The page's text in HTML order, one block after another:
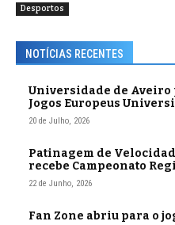
Desportos
NOTÍCIAS RECENTES
Universidade de
Jogos Europeus
20 de Julho, 2026
Patinagem de
recebe Campeonato
22 de Junho, 2026
Fan Zone abriu para o